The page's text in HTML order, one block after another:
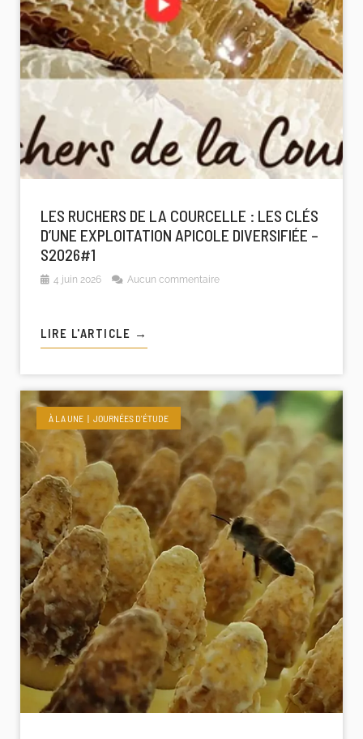
LES RUCHERS DE LA COURCELLE : LES CLÉS
D’UNE EXPLOITATION APICOLE DIVERSIFIÉE –
S2026#1
4 juin 2026 Aucun commentaire
LIRE L'ARTICLE →
À LA UNE JOURNÉES D'ÉTUDE